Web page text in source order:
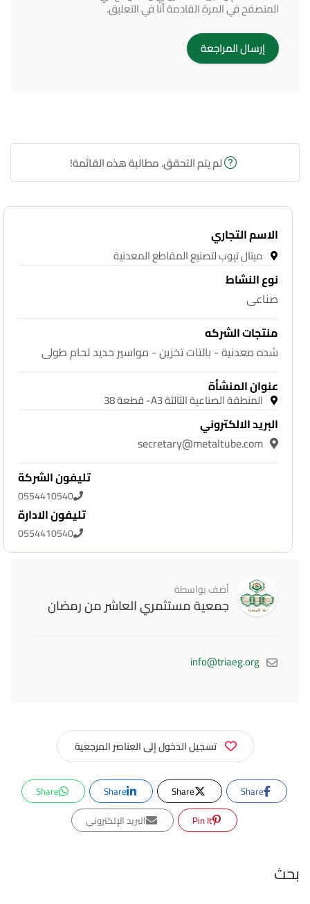
المتصفح في المرة القادمة أنا في التعليق.
لم يتم التحقق. مطالبة هذه القائمة!
الاسم التجاري
ميتال تيوب لتصنيع المقاطع المعدنية
نوع النشاط
صناعى
منتجات الشركه
شده معدنية - بالتات تخزين - مواسير حديد لحام طولى
عنوان المنشأة
المنطقة الصناعية الثالثة A3- قطعة 38
البريد الالكتروني
secretary@metaltube.com
تليفون الشركة
0554410540
تليفون الادارة
0554410540
أضف بواسطة
جمعية مستثمري العاشر من رمضان
info@triaeg.org
تسجيل الدخول إلى العناصر المرجعية
Share
Share
Share
Share
Pin It
البريد الإلكتروني
بحث